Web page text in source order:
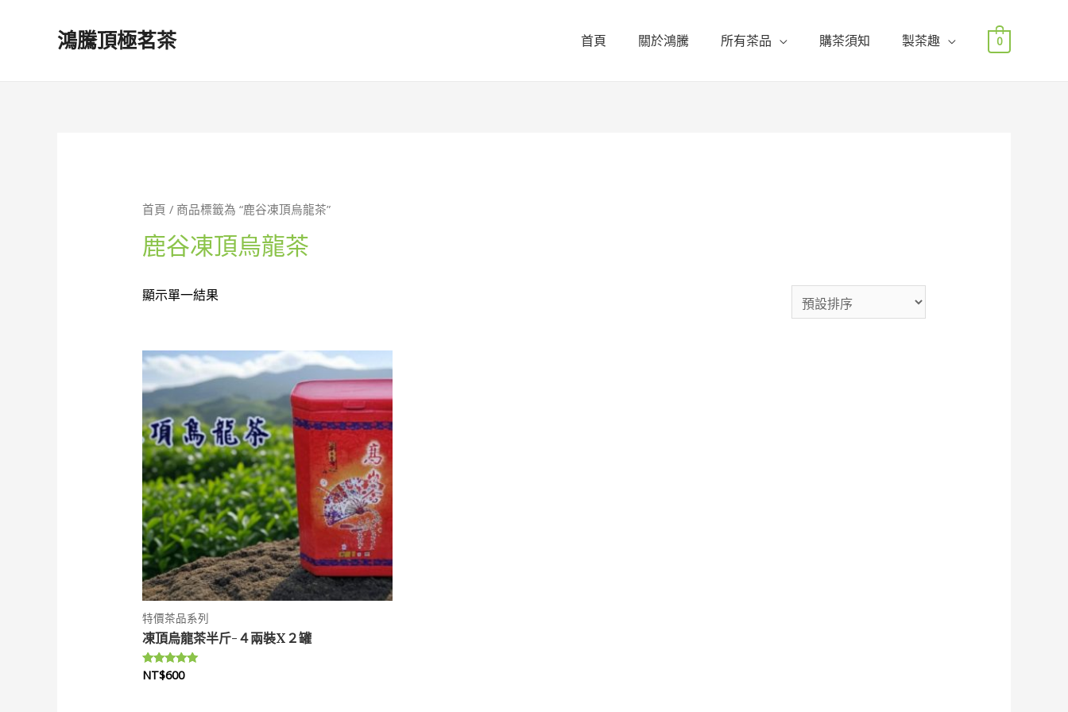
鴻騰頂極茗茶 首頁 關於鴻騰 所有茶品 購茶須知 製茶趣 0
首頁 / 商品標籤為 “鹿谷凍頂烏龍茶”
鹿谷凍頂烏龍茶
顯示單一結果
特價茶品系列
凍頂烏龍茶半斤-４兩裝X２罐
評分
5.00
NT$600